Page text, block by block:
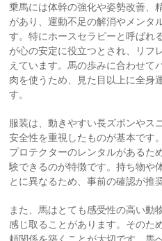
乗馬には体幹の強化や姿勢改善、
があり、運動不足の解消やメンタ
す。特にホースセラピーと呼ばれ
が心の安定に役立つとされ、リフ
えています。馬の歩みに合わせて
肉を使うため、見た目以上に全身
す。
服装は、動きやすい長ズボンやス
安全性を重視したものが基本です
プロテクターのレンタルがあるた
験できるのが特徴です。持ち物や
とに異なるため、事前の確認が推
また、馬はとても感受性の高い動
感じ取ることがあります。そのた
頼関係を築くことが大切です。馬